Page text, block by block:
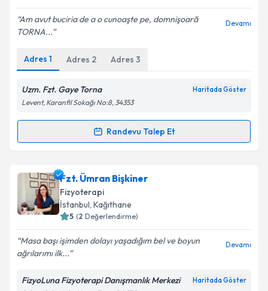
Kişisel verilerimin işlenmesine ilişkin
Metni'ni okudum ve kişisel verilerimin belirtilen
kapsamda işlenmesini kabul ediyorum.
Takvim Talebini Gönder
Am avut buciria de a o cunoaşte pe, domnişoară
TORNA...
Devamı
Adres 1 Adres 2 Adres 3
Uzm. Fzt. Gaye Torna Haritada Göster
Levent, Karanfil Sokağı No:8, 34353
Randevu Talep Et
Randevu Takvimi Talebi
Fzt. Gaye Tornaiçin randevu takvimi talebi oluşturun.
Size bu uzmandan randevu almanız için bir takvim
hazırlandığında e-posta ile bilgilendireceğiz.
Kişisel verilerimin işlenmesine ilişkin Aydınlatma
Fzt. Ümran Bişkiner
Fizyoterapi
İstanbul, Kağıthane
5 (2 Değerlendirme)
Masa başı işimden dolayı yaşadığım bel ve boyun
ağrılarımı ilk...
Devamı
FizyoLuna Fizyoterapi Danışmanlık Merkezi Haritada Göster